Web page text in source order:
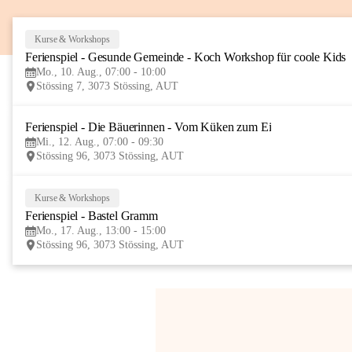
Kurse & Workshops
Ferienspiel - Gesunde Gemeinde - Koch Workshop für coole Kids
Mo., 10. Aug., 07:00 - 10:00
Stössing 7, 3073 Stössing, AUT
Ferienspiel - Die Bäuerinnen - Vom Küken zum Ei
Mi., 12. Aug., 07:00 - 09:30
Stössing 96, 3073 Stössing, AUT
Kurse & Workshops
Ferienspiel - Bastel Gramm
Mo., 17. Aug., 13:00 - 15:00
Stössing 96, 3073 Stössing, AUT